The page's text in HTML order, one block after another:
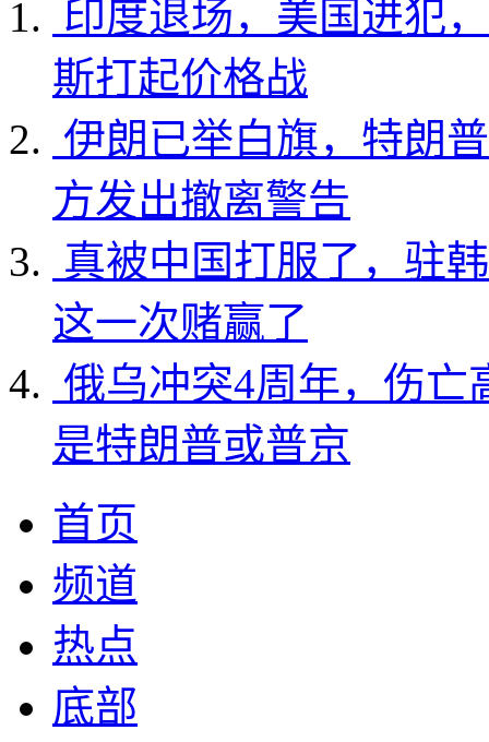
印度退场，美国进犯
斯打起价格战
伊朗已举白旗，特朗
方发出撤离警告
真被中国打服了，驻
这一次赌赢了
俄乌冲突4周年，伤亡
是特朗普或普京
首页
频道
热点
底部